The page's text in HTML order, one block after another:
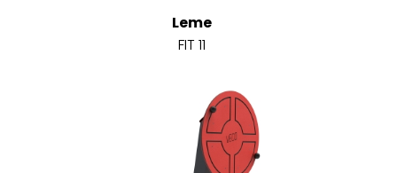
Leme
FIT 11